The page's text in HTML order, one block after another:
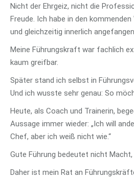
Nicht der Ehrgeiz, nicht die
Freude. Ich habe in den
und gleichzeitig innerlich
Meine Führungskraft war fachlich
kaum greifbar.
Später stand ich selbst in
Und ich wusste sehr genau: So
Heute, als Coach und Trainerin,
Aussage immer wieder: „Ich will
Chef, aber ich weiß nicht wie.“
Gute Führung bedeutet nicht
Daher ist mein Rat an